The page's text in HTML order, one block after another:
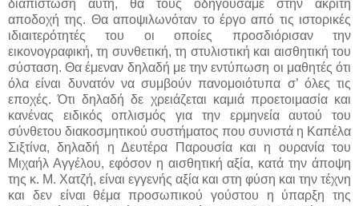
διαπίστωση αυτή, θα τους οδηγούσαμε στην άκριτη
αποδοχή της. Θα αποψιλωνόταν το έργο από τις ιστορικές
ιδιαιτερότητές του οι οποίες προσδιόρισαν την
εικονογραφική, τη συνθετική, τη στυλιστική και αισθητική του
σύσταση. Θα έμεναν δηλαδή με την εντύπωση οι μαθητές ότι
όλα είναι δυνατόν να συμβούν πανομοιότυπα σ’ όλες τις
εποχές. Ότι δηλαδή δε χρειάζεται καμιά προετοιμασία και
κανένας ειδικός οπλισμός για την ερμηνεία αυτού του
σύνθετου διακοσμητικού συστήματος που συνιστά η Καπέλα
Σιξτίνα, δηλαδή η Δευτέρα Παρουσία και η ουρανία του
Μιχαήλ Αγγέλου, εφόσον η αισθητική αξία, κατά την άποψη
της κ. Μ. Χατζή, είναι εγγενής αξία και στη φύση και την τέχνη
και δεν είναι θέμα προσωπικού γούστου η ύπαρξη της